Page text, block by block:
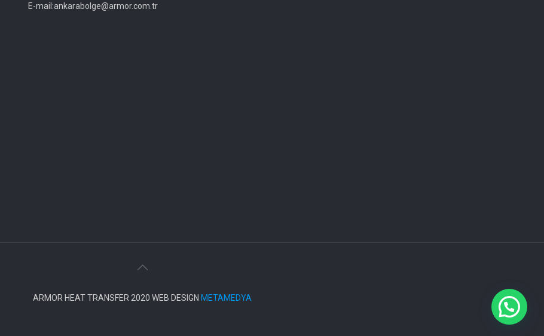
E-mail:ankarabolge@armor.com.tr
ARMOR HEAT TRANSFER 2020 WEB DESIGN METAMEDYA